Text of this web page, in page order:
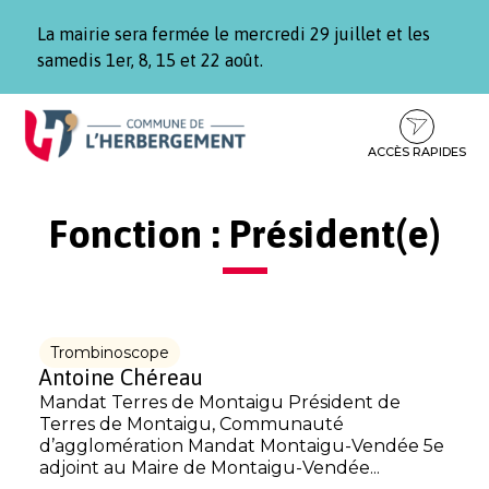
La mairie sera fermée le mercredi 29 juillet et les
samedis 1er, 8, 15 et 22 août.
Aller
Aller
contenu
Aller
pied
ACCÈS RAPIDES
Fonction : Président(e)
Trombinoscope
Antoine Chéreau
Mandat Terres de Montaigu Président de
Terres de Montaigu, Communauté
d’agglomération Mandat Montaigu-Vendée 5e
adjoint au Maire de Montaigu-Vendée...